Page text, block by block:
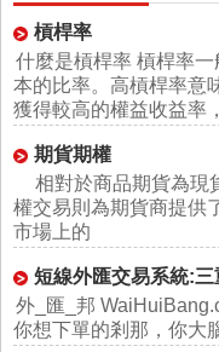
槓桿率
什麼是槓桿率 槓桿率
本的比率。高槓桿率意
獲得較高的權益收益率
期貨期權
相對於商品期貨為現
權交易則為期貨商提供
市場上的
短線外匯交易系統:三
外_匯_邦
你想下單的剎那，你大